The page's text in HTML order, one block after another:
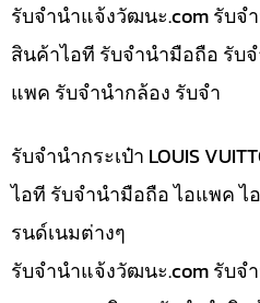
รับจํานําแจ้งวัฒนะ.com รับจ
สินค้าไอที รับจำนำมือถือ รับ
แพค รับจำนำกล้อง รับจำ
รับจำนำกระเป๋า LOUIS
ไอที รับจำนำมือถือ ไอแพค
รนด์เนมต่างๆ
รับจํานําแจ้งวัฒนะ.com รับจำ